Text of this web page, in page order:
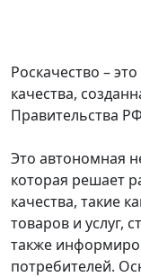
Роскачество –
качества,
Правительства
Это автономная
которая решает
качества, такие
товаров и услуг,
также
потребителей.